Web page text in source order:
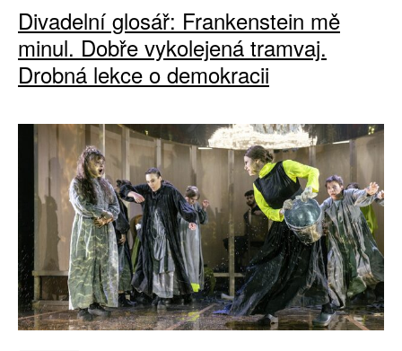
Divadelní glosář: Frankenstein mě
minul. Dobře vykolejená tramvaj.
Drobná lekce o demokracii